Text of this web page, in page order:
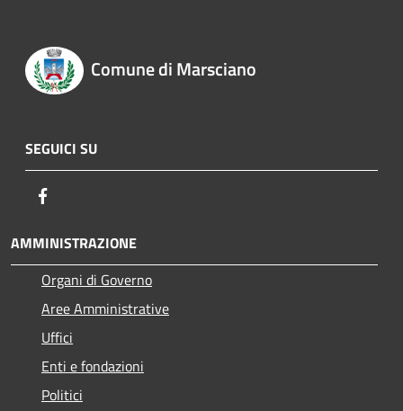
Comune di Marsciano
SEGUICI SU
AMMINISTRAZIONE
Organi di Governo
Aree Amministrative
Uffici
Enti e fondazioni
Politici